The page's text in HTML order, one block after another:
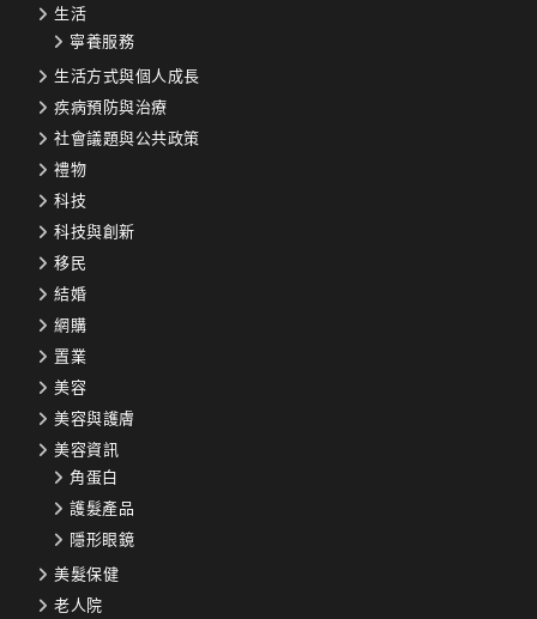
生活
寧養服務
生活方式與個人成長
疾病預防與治療
社會議題與公共政策
禮物
科技
科技與創新
移民
結婚
網購
置業
美容
美容與護膚
美容資訊
角蛋白
護髮產品
隱形眼鏡
美髮保健
老人院